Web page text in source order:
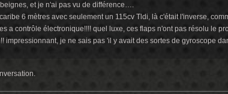
et je n'ai pas vu de différence….
6 mètres avec seulement un 115cv Tldi, là c'était l'inverse,
a contrôle électronique!!!! quel luxe, ces flaps n'ont pas résolu le
je ne sais pas 'il y avait des sortes de gyroscope